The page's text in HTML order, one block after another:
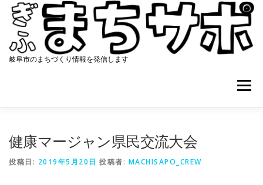
プ
岐阜市のまちづくり情報を発信します
メニュー
健康マージャン県民交流大会
投稿日: 2019年5月20日 投稿者: MACHISAPO_CREW